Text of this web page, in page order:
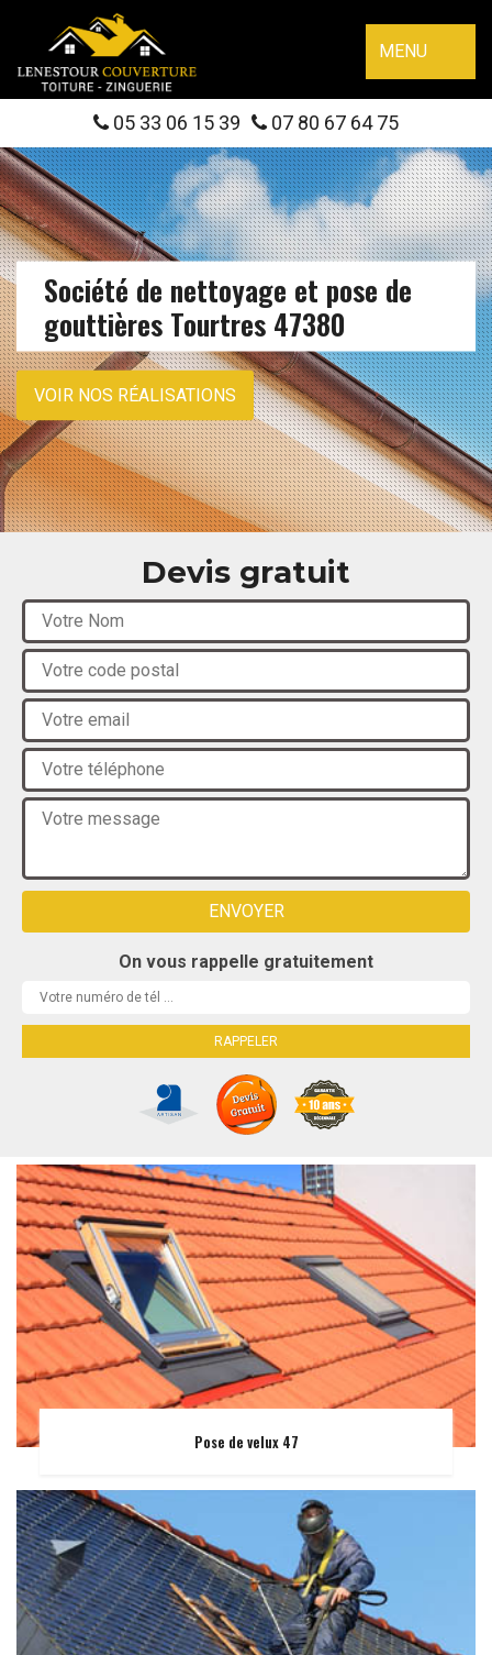
MENU
05 33 06 15 39 07 80 67 64 75
Société de nettoyage et pose de
gouttières Tourtres 47380
VOIR NOS RÉALISATIONS
Devis gratuit
On vous rappelle gratuitement
Pose de velux 47